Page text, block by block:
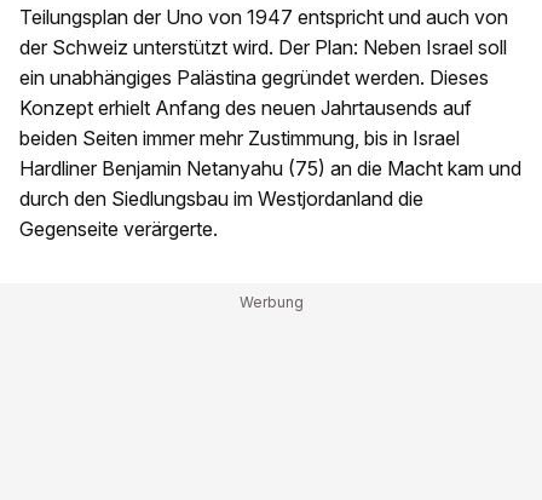
Teilungsplan der Uno von 1947 entspricht und auch von
der Schweiz unterstützt wird. Der Plan: Neben Israel soll
ein unabhängiges Palästina gegründet werden. Dieses
Konzept erhielt Anfang des neuen Jahrtausends auf
beiden Seiten immer mehr Zustimmung, bis in Israel
Hardliner Benjamin Netanyahu (75) an die Macht kam und
durch den Siedlungsbau im Westjordanland die
Gegenseite verärgerte.